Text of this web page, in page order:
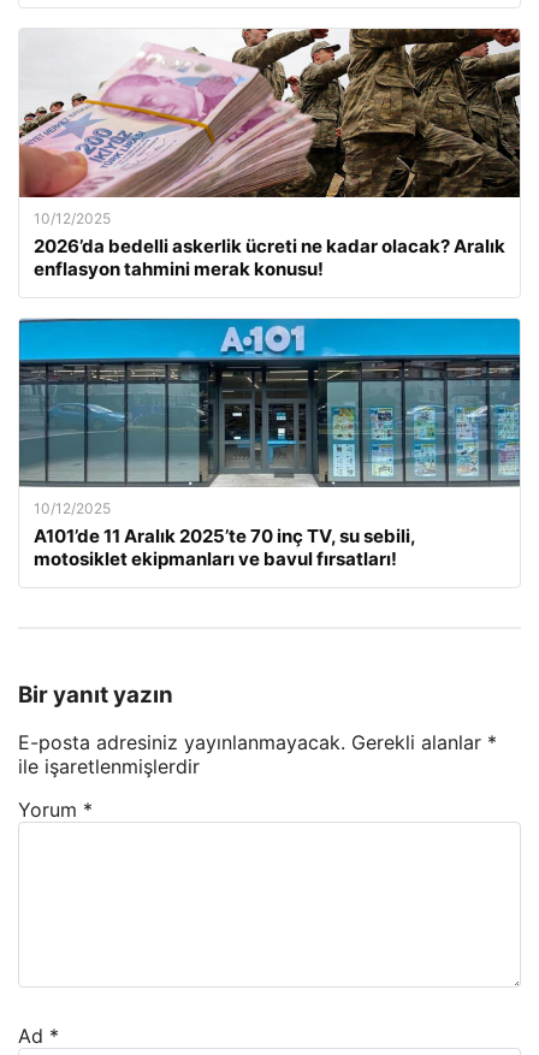
10/12/2025
2026’da bedelli askerlik ücreti ne kadar olacak? Aralık
enflasyon tahmini merak konusu!
10/12/2025
A101’de 11 Aralık 2025’te 70 inç TV, su sebili,
motosiklet ekipmanları ve bavul fırsatları!
Bir yanıt yazın
E-posta adresiniz yayınlanmayacak. Gerekli alanlar *
ile işaretlenmişlerdir
Yorum *
Ad *